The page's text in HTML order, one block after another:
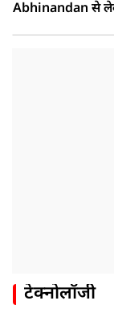
Abhinandan से
टेक्नोलॉजी